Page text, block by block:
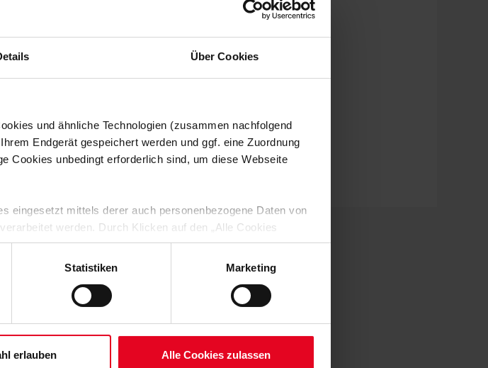
Über Cookies
und ähnliche Technologien (zusammen nachfolgend
Endgerät gespeichert werden und ggf. eine Zuordnung
Cookies unbedingt erforderlich sind, um diese Webseite
eingesetzt mittels derer auch personenbezogene Daten von
werden. Durch Klicken auf den „Alle Cookies
Cookies und der entsprechenden Verarbeitung Ihrer
Zwecke gem. § 25 Abs. 1 TDDDG, Art. 6 Abs. 1 lit. a DSGVO
erforderliche Cookies eingesetzt. Ihre etwaig erteilten
Statistiken Marketing
erlauben Alle Cookies zulassen
Die Wölfe dagegen,
die Gäste dann aber
Flekken und ließ dem
die nächste gute
mit dem Fuß ab (58.).
dessen Schuss aufs
nach der anschließenden
nun aber auch noch
auch Streich so: "In der
wurde der
über das SC-Tor. Der
Höler wieder einiges dafür,
immer wieder
den Ausgleich durch
drehte Nico Schlotterbeck
flog ansatzlos in die